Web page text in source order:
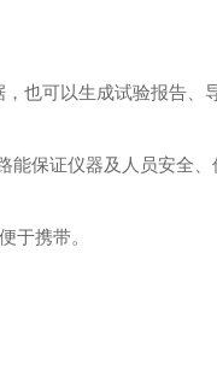
也可以生成试验报告、
保证仪器及人员安全、
于携带。